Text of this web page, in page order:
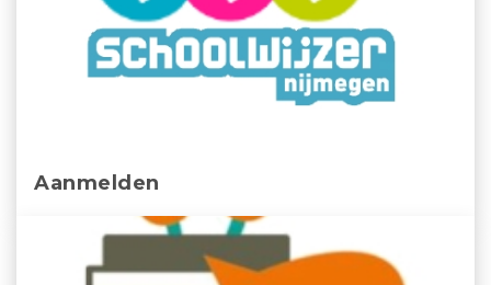
Aanmelden